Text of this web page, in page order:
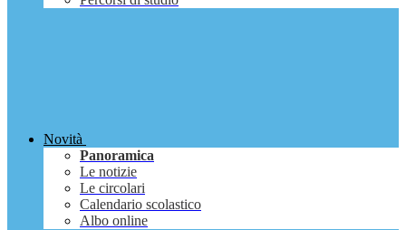
Novità
Panoramica
Le notizie
Le circolari
Calendario scolastico
Albo online